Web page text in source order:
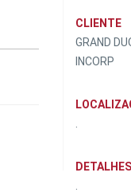
CLIENTE
GRAND
INCORP
DETALHES